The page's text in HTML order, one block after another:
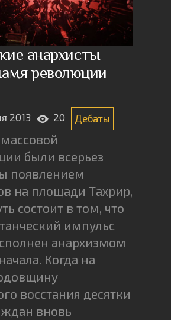
анархисты
революции
2013 20 Дебаты
были всерьез
появлением
на площади Тахрир,
состоит в том, что
импульс
анархизмом
Когда на
восстания десятки
вновь